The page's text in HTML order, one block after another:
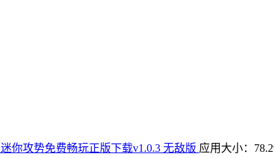
迷你攻势免费畅玩正版下载v1.0.3 无敌版 应用大小：